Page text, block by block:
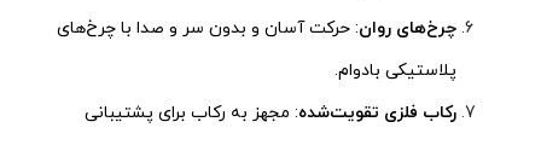
چرخ‌های روان: حرکت آسان و بدون سر و صدا با چرخ‌های
پلاستیکی بادوام.
رکاب فلزی تقویت‌شده: مجهز به رکاب برای پشتیبانی